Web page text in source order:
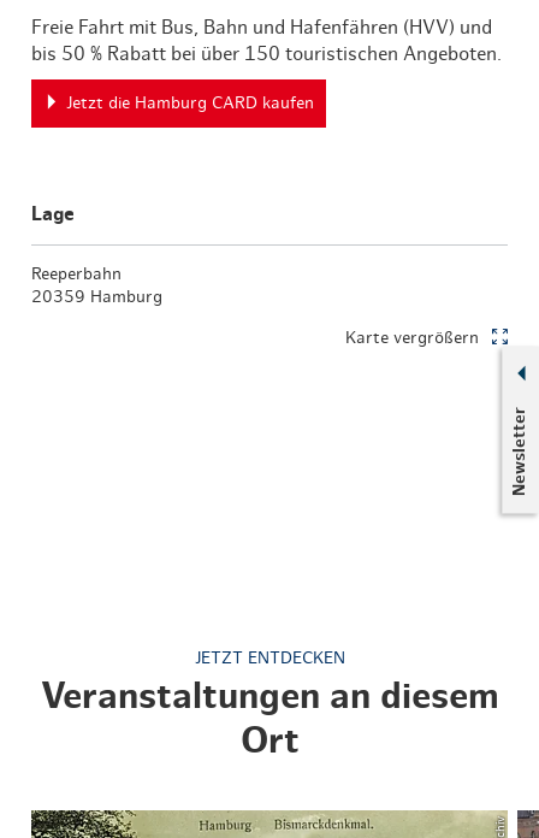
Newsletter
Freie Fahrt mit Bus, Bahn und Hafenfähren (HVV) und
bis 50 % Rabatt bei über 150 touristischen Angeboten.
Jetzt die Hamburg CARD kaufen
Lage
Reeperbahn
20359 Hamburg
Karte vergrößern
JETZT ENTDECKEN
Veranstaltungen an diesem
Ort